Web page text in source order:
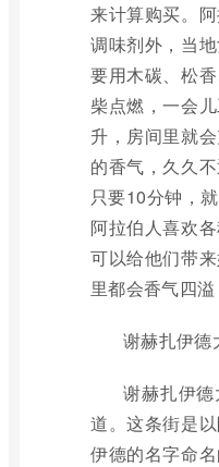
来计算购买。
调味剂外，当
要用木碳、松
柴点燃，一会
升，房间里就
的香气，久久
只要10分钟，
阿拉伯人喜欢
可以给他们带
里都会香气四溢
谢赫扎伊德
谢赫扎伊
道。这条街是
伊德的名字命